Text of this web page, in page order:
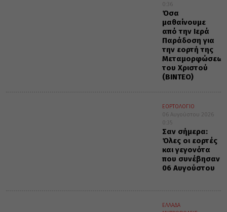
0:36
Όσα
μαθαίνουμε
από την Ιερά
Παράδοση για
την εορτή της
Μεταμορφώσεως
του Χριστού
(ΒΙΝΤΕΟ)
ΕΟΡΤΟΛΟΓΙΟ
06 Αυγούστου 2026
0:35
Σαν σήμερα:
Όλες οι εορτές
και γεγονότα
που συνέβησαν
06 Αυγούστου
ΕΛΛΑΔΑ